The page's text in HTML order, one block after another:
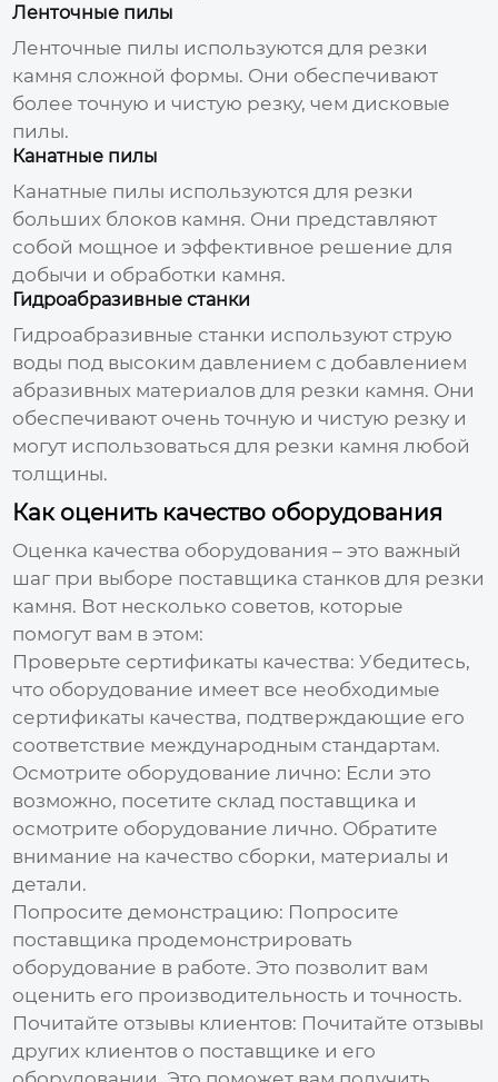
Ленточные пилы
Ленточные пилы используются для резки
камня сложной формы. Они обеспечивают
более точную и чистую резку, чем дисковые
пилы.
Канатные пилы
Канатные пилы используются для резки
больших блоков камня. Они представляют
собой мощное и эффективное решение для
добычи и обработки камня.
Гидроабразивные станки
Гидроабразивные станки используют струю
воды под высоким давлением с добавлением
абразивных материалов для резки камня. Они
обеспечивают очень точную и чистую резку и
могут использоваться для резки камня любой
толщины.
Как оценить качество оборудования
Оценка качества оборудования – это важный
шаг при выборе поставщика станков для резки
камня. Вот несколько советов, которые
помогут вам в этом:
Проверьте сертификаты качества: Убедитесь,
что оборудование имеет все необходимые
сертификаты качества, подтверждающие его
соответствие международным стандартам.
Осмотрите оборудование лично: Если это
возможно, посетите склад поставщика и
осмотрите оборудование лично. Обратите
внимание на качество сборки, материалы и
детали.
Попросите демонстрацию: Попросите
поставщика продемонстрировать
оборудование в работе. Это позволит вам
оценить его производительность и точность.
Почитайте отзывы клиентов: Почитайте отзывы
других клиентов о поставщике и его